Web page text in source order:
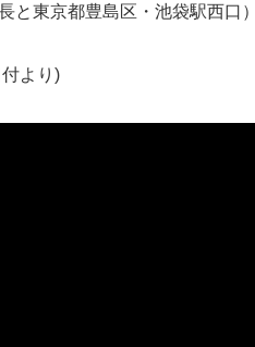
と東京都豊島区・池袋駅西口）
より)